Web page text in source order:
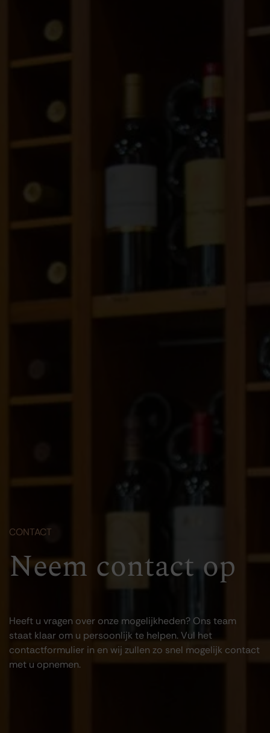
CONTACT
Neem contact op
Heeft u vragen over onze mogelijkheden? Ons team
staat klaar om u persoonlijk te helpen. Vul het
contactformulier in en wij zullen zo snel mogelijk contact
met u opnemen.